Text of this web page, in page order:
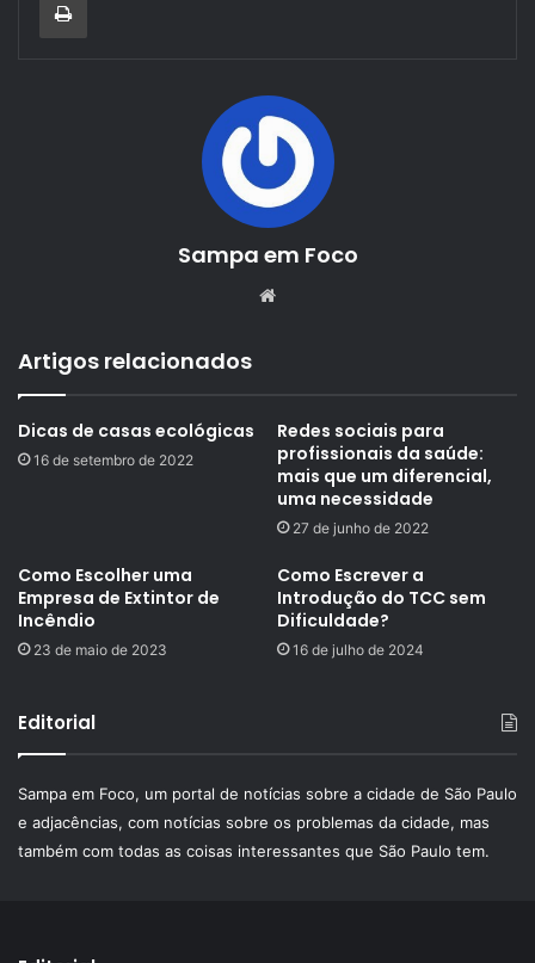
Sampa em Foco
Website
Artigos relacionados
Dicas de casas ecológicas
16 de setembro de 2022
Redes sociais para
profissionais da saúde:
mais que um diferencial,
uma necessidade
27 de junho de 2022
Como Escolher uma
Empresa de Extintor de
Incêndio
23 de maio de 2023
Como Escrever a
Introdução do TCC sem
Dificuldade?
16 de julho de 2024
Editorial
Sampa em Foco, um portal de notícias sobre a cidade de São Paulo
e adjacências, com notícias sobre os problemas da cidade, mas
também com todas as coisas interessantes que São Paulo tem.